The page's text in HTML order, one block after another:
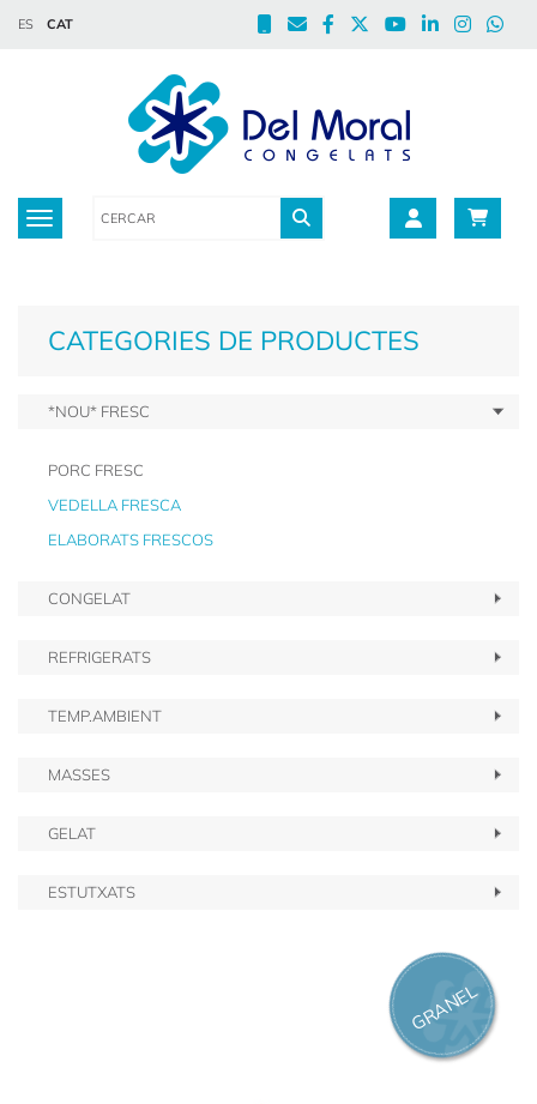
ES CAT
Toggle navigation
CATEGORIES DE PRODUCTES
*NOU* FRESC
PORC FRESC
VEDELLA FRESCA
ELABORATS FRESCOS
CONGELAT
REFRIGERATS
TEMP.AMBIENT
MASSES
GELAT
ESTUTXATS
GRANEL